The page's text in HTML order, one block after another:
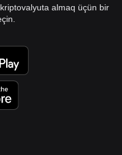
almaq üçün bir